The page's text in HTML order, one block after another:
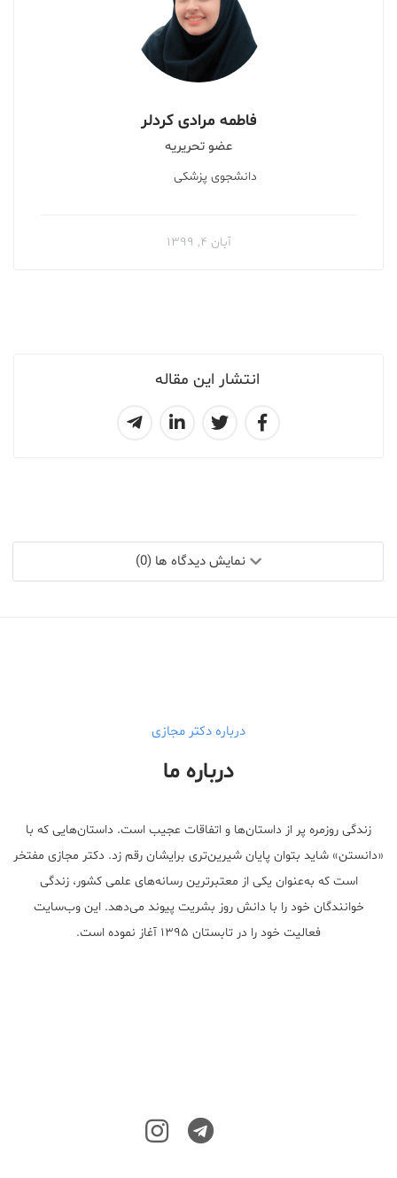
انتشار این مقاله
فاطمه مرادی کردلر
عضو تحریریه
دانشجوی پزشکی
آبان ۴, ۱۳۹۹
نمایش دیدگاه ها (0)
درباره دکتر مجازی
درباره ما
زندگی روزمره پر از داستان‌ها و اتفاقات عجیب است. داستان‌هایی که با
«دانستن» شاید بتوان پایان شیرین‌تری برایشان رقم زد. دکتر مجازی مفتخر
است که به‌عنوان یکی از معتبر‌ترین رسانه‌های علمی کشور، زندگی
خوانندگان خود را با دانش روز بشریت پیوند می‌دهد. این وب‌سایت
فعالیت خود را در تابستان ۱۳۹۵ آغاز نموده است.